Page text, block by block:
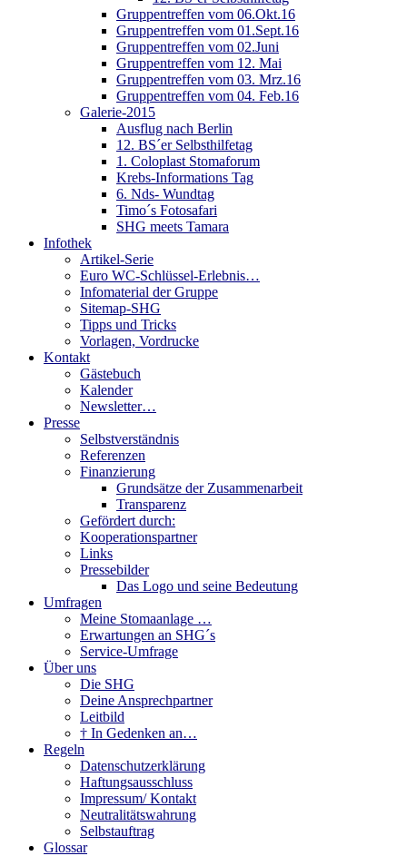
Gruppentreffen vom 06.Okt.16
Gruppentreffen vom 01.Sept.16
Gruppentreffen vom 02.Juni
Gruppentreffen vom 12. Mai
Gruppentreffen vom 03. Mrz.16
Gruppentreffen vom 04. Feb.16
Galerie-2015
Ausflug nach Berlin
12. BS´er Selbsthilfetag
1. Coloplast Stomaforum
Krebs-Informations Tag
6. Nds- Wundtag
Timo´s Fotosafari
SHG meets Tamara
Infothek
Artikel-Serie
Euro WC-Schlüssel-Erlebnis…
Infomaterial der Gruppe
Sitemap-SHG
Tipps und Tricks
Vorlagen, Vordrucke
Kontakt
Gästebuch
Kalender
Newsletter…
Presse
Selbstverständnis
Referenzen
Finanzierung
Grundsätze der Zusammenarbeit
Transparenz
Gefördert durch:
Kooperationspartner
Links
Pressebilder
Das Logo und seine Bedeutung
Umfragen
Meine Stomaanlage …
Erwartungen an SHG´s
Service-Umfrage
Über uns
Die SHG
Deine Ansprechpartner
Leitbild
† In Gedenken an…
Regeln
Datenschutzerklärung
Haftungsausschluss
Impressum/ Kontakt
Neutralitätswahrung
Selbstauftrag
Glossar